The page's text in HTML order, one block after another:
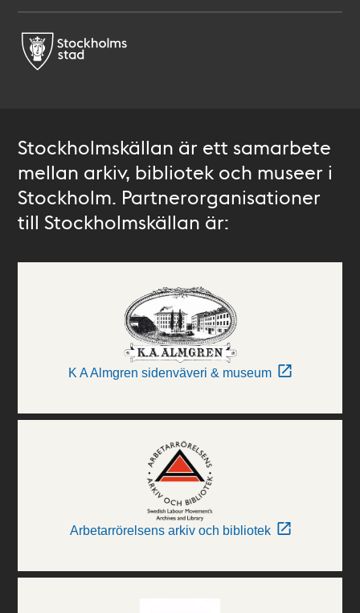
Stockholmskällan är ett samarbete
mellan arkiv, bibliotek och museer i
Stockholm. Partnerorganisationer
till Stockholmskällan är:
K A Almgren sidenväveri & museum
Arbetarrörelsens arkiv och bibliotek